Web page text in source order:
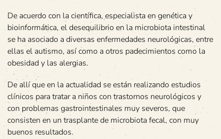
De acuerdo con la científica, especialista en genética y
bioinformática, el desequilibrio en la microbiota intestinal
se ha asociado a diversas enfermedades neurológicas, entre
ellas el autismo, así como a otros padecimientos como la
obesidad y las alergias.
De allí que en la actualidad se están realizando estudios
clínicos para tratar a niños con trastornos neurológicos y
con problemas gastrointestinales muy severos, que
consisten en un trasplante de microbiota fecal, con muy
buenos resultados.